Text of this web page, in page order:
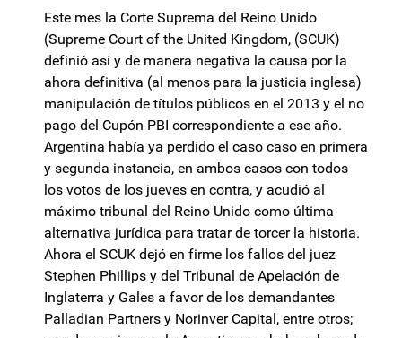
Este mes la Corte Suprema del Reino Unido
(Supreme Court of the United Kingdom, (SCUK)
definió así y de manera negativa la causa por la
ahora definitiva (al menos para la justicia inglesa)
manipulación de títulos públicos en el 2013 y el no
pago del Cupón PBI correspondiente a ese año.
Argentina había ya perdido el caso caso en primera
y segunda instancia, en ambos casos con todos
los votos de los jueves en contra, y acudió al
máximo tribunal del Reino Unido como última
alternativa jurídica para tratar de torcer la historia.
Ahora el SCUK dejó en firme los fallos del juez
Stephen Phillips y del Tribunal de Apelación de
Inglaterra y Gales a favor de los demandantes
Palladian Partners y Norinver Capital, entre otros;